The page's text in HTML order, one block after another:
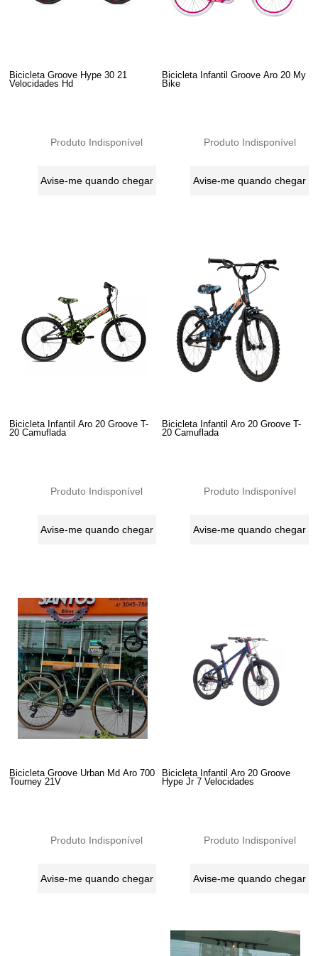
Bicicleta Groove Hype 30 21
Velocidades Hd
Produto Indisponível
Avise-me quando chegar
Bicicleta Infantil Groove Aro 20 My
Bike
Produto Indisponível
Avise-me quando chegar
Bicicleta Infantil Aro 20 Groove T-
20 Camuflada
Produto Indisponível
Avise-me quando chegar
Bicicleta Infantil Aro 20 Groove T-
20 Camuflada
Produto Indisponível
Avise-me quando chegar
Bicicleta Groove Urban Md Aro 700
Tourney 21V
Produto Indisponível
Avise-me quando chegar
Bicicleta Infantil Aro 20 Groove
Hype Jr 7 Velocidades
Produto Indisponível
Avise-me quando chegar